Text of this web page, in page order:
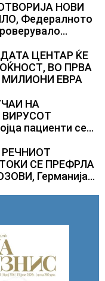
НОВИ
Федералното
ЦЕНТАР ЌЕ
ВО ПРВА
МИЛИОНИ ЕВРА
НА
пациенти се
СЕ ПРЕФРЛА
Германија